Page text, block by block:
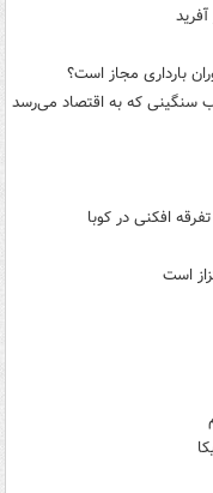
بارداری مجاز است؟
سنگینی که به اقتصاد می‌رسد
افکنی در کوبا
است